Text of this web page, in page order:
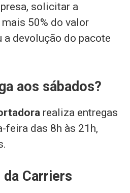
solicitar a
50% do valor
devolução do pacote
aos sábados?
realiza entregas
feira das 8h às 21h,
Carriers